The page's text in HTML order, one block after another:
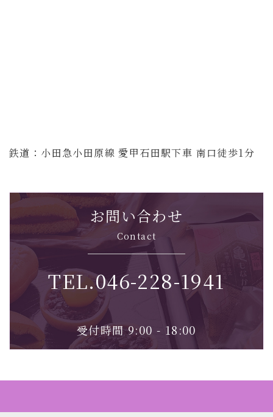
鉄道：小田急小田原線 愛甲石田駅下車 南口徒歩1分
お問い合わせ
Contact
TEL.046-228-1941
受付時間 9:00 - 18:00